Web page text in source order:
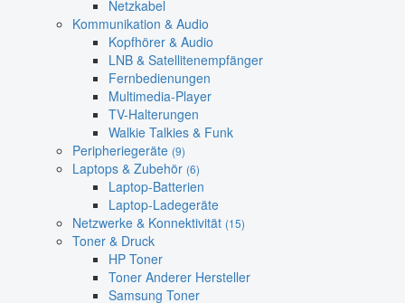
Netzkabel
Kommunikation & Audio
Kopfhörer & Audio
LNB & Satellitenempfänger
Fernbedienungen
Multimedia-Player
TV-Halterungen
Walkie Talkies & Funk
Peripheriegeräte (9)
Laptops & Zubehör (6)
Laptop-Batterien
Laptop-Ladegeräte
Netzwerke & Konnektivität (15)
Toner & Druck
HP Toner
Toner Anderer Hersteller
Samsung Toner